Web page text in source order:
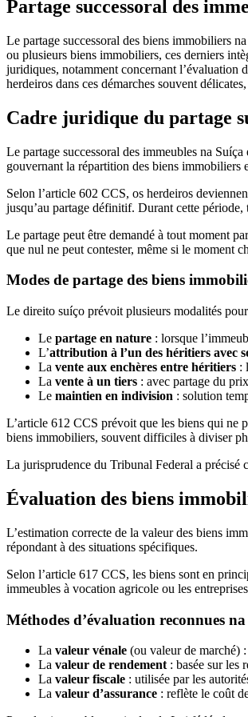
Partage successoral des
Le partage successoral des biens immobiliers
ou plusieurs biens immobiliers, ces derniers
juridiques, notamment concernant l’évaluation
herdeiros dans ces démarches souvent
Cadre juridique du partage
Le partage successoral des immeubles na
gouvernant la répartition des biens immobiliers
Selon l’article 602 CCS, os herdeiros
jusqu’au partage définitif. Durant cette
Le partage peut être demandé à tout moment
que nul ne peut contester, même si le moment
Modes de partage des biens
Le direito suíço prévoit plusieurs modalités
Le partage en nature : lorsque
L’attribution à l’un des héritiers avec
La vente aux enchères entre héritiers :
La vente à un tiers : avec partage du
Le maintien en indivision : solution
L’article 612 CCS prévoit que les biens qui ne
biens immobiliers, souvent difficiles à diviser
La jurisprudence du Tribunal Federal a précisé
Évaluation des biens
L’estimation correcte de la valeur des biens
répondant à des situations spécifiques.
Selon l’article 617 CCS, les biens sont en
immeubles à vocation agricole ou les
Méthodes d’évaluation reconnues
La valeur vénale (ou valeur de marché)
La valeur de rendement : basée sur les
La valeur fiscale : utilisée par les
La valeur d’assurance : reflète le coût